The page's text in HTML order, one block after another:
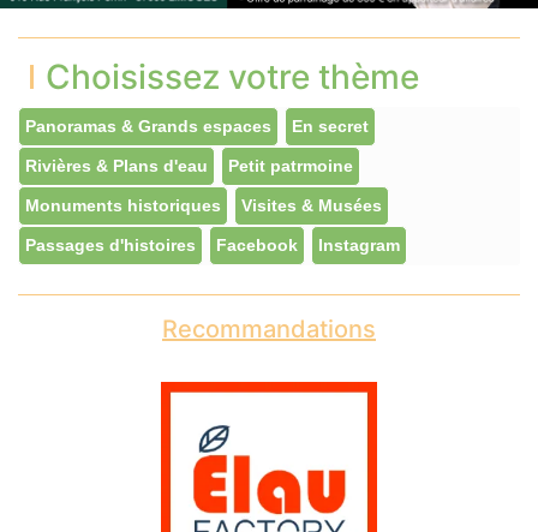
Choisissez votre thème
Panoramas & Grands espaces En secret
Rivières & Plans d'eau Petit patrmoine
Monuments historiques Visites & Musées
Passages d'histoires Facebook Instagram
Recommandations